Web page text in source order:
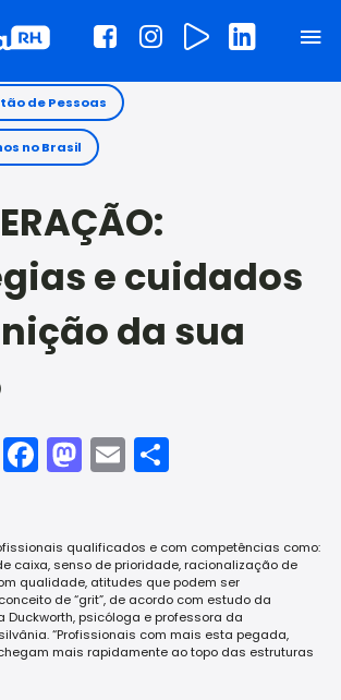
de Pessoas
no Brasil
e cuidados
da sua
Facebook
Mastodon
EmailShare
qualificados e com competências como:
caixa, senso de prioridade, racionalização de
qualidade, atitudes que podem ser
de “grit”, de acordo com estudo da
psicóloga e professora da
“Profissionais com mais esta pegada,
mais rapidamente ao topo das estruturas